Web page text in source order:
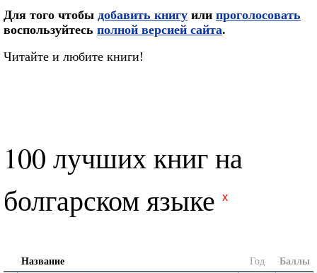
Для того чтобы добавить книгу или проголосовать
воспользуйтесь полной версией сайта.
Читайте и любите книги!
100 лучших книг на
болгарском языке
x
Название Год Баллы